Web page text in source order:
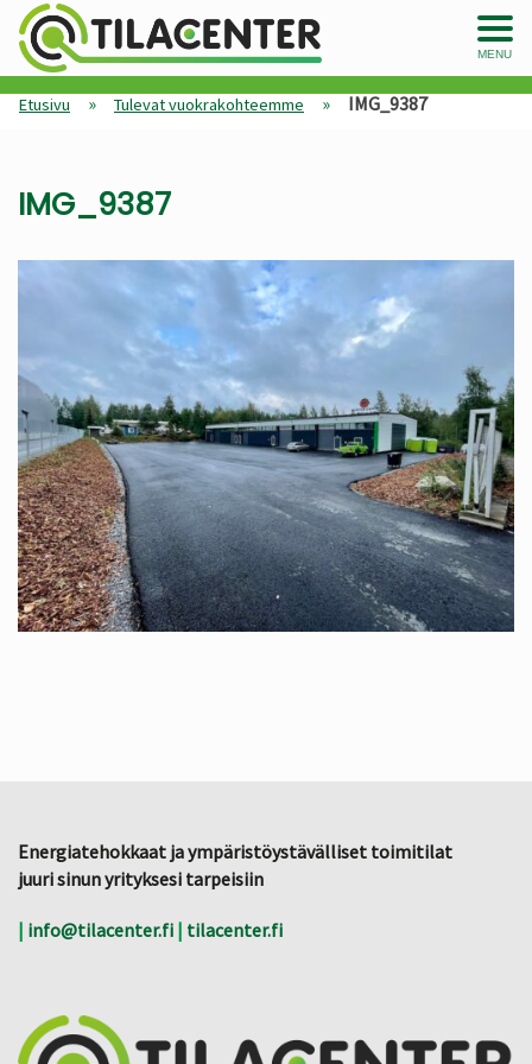
MENU
Etusivu » Tulevat vuokrakohteemme » IMG_9387
IMG_9387
Energiatehokkaat ja ympäristöystävälliset toimitilat
juuri sinun yrityksesi tarpeisiin
| info@tilacenter.fi | tilacenter.fi